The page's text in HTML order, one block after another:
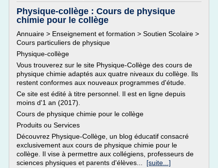
Physique-collège : Cours de physique
chimie pour le collège
Annuaire > Enseignement et formation > Soutien Scolaire >
Cours particuliers de physique
Physique-collège
Vous trouverez sur le site Physique-Collège des cours de
physique chimie adaptés aux quatre niveaux du collège. Ils
restent conformes aux nouveaux programmes d'étude.
Ce site est édité à titre personnel. Il est en ligne depuis
moins d'1 an (2017).
Cours de physique chimie pour le collège
Produits ou Services
Découvrez Physique-Collège, un blog éducatif consacré
exclusivement aux cours de physique chimie pour le
collège. Il vise à permettre aux collégiens, professeurs de
sciences physiques et parents d'élèves... [suite...]